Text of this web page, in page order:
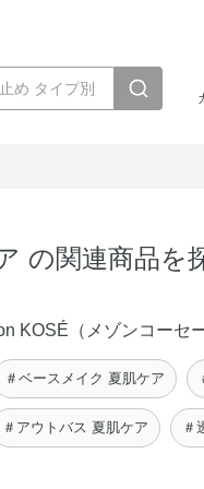
の関連商品を
KOSÉ（メゾンコーセ
＃ベースメイク 夏肌ケア
＃アウトバス 夏肌ケア ＃